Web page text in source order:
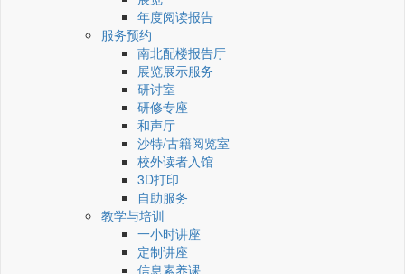
年度阅读报告
服务预约
南北配楼报告厅
展览展示服务
研讨室
研修专座
和声厅
沙特/古籍阅览室
校外读者入馆
3D打印
自助服务
教学与培训
一小时讲座
定制讲座
信息素养课